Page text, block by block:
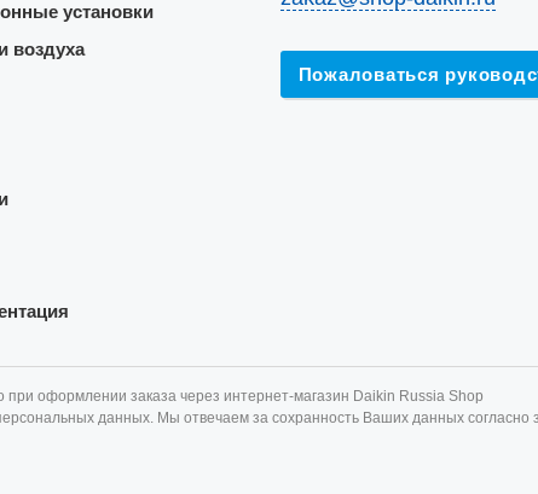
установки
воздуха
Пожаловаться
оформлении заказа через интернет-магазин Daikin Russia Shop
данных. Мы отвечаем за сохранность Ваших данных